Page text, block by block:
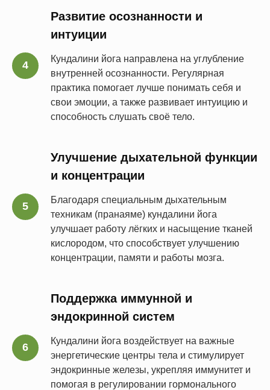
Развитие осознанности и
интуиции
Кундалини йога направлена на углубление
внутренней осознанности. Регулярная
практика помогает лучше понимать себя и
свои эмоции, а также развивает интуицию и
способность слушать своё тело.
Улучшение дыхательной функции
и концентрации
Благодаря специальным дыхательным
техникам (пранаяме) кундалини йога
улучшает работу лёгких и насыщение тканей
кислородом, что способствует улучшению
концентрации, памяти и работы мозга.
Поддержка иммунной и
эндокринной систем
Кундалини йога воздействует на важные
энергетические центры тела и стимулирует
эндокринные железы, укрепляя иммунитет и
помогая в регулировании гормонального